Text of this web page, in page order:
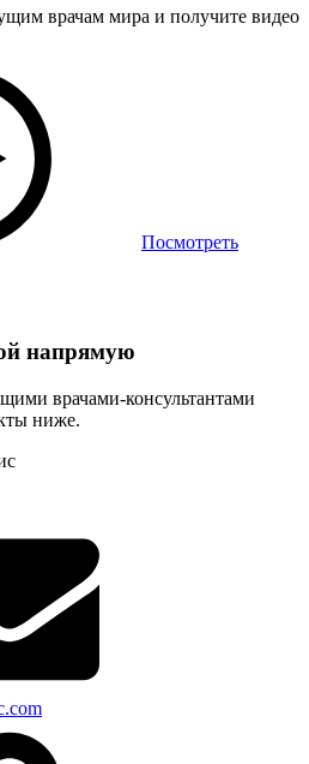
врачам мира и получите видео
Посмотреть
напрямую
врачами-консультантами
ниже.